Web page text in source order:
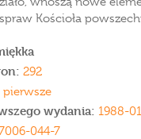
Kościoła
292
pierwsze
wydania: 1988-
044-7